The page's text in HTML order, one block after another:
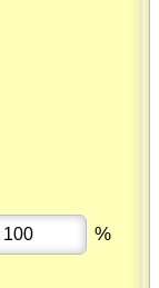
%